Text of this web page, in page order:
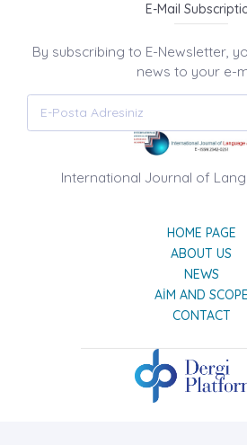
E-Mail
By subscribing to E-Newsletter,
news to your e-
International Journal of
HOME PAGE
ABOUT US
NEWS
AIM AND SCOPE
CONTACT